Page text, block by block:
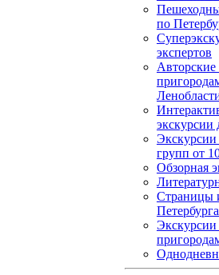
по
экспертов
Авторские
экскурсии
Экскурсии
групп от
Обзорная
Страницы
Петербурга